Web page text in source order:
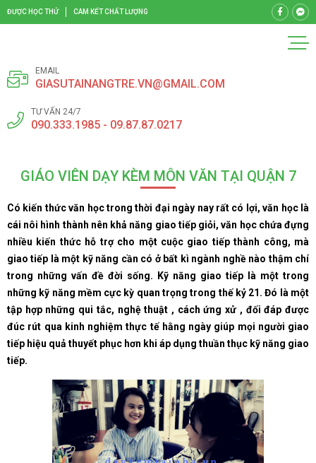
ĐƯỢC HỌC THỬ CAM KẾT CHẤT LƯỢNG
EMAIL
GIASUTAINANGTRE.VN@GMAIL.COM
TƯ VẤN 24/7
090.333.1985 - 09.87.87.0217
GIÁO VIÊN DẠY KÈM MÔN VĂN TẠI QUẬN 7
Có kiến thức văn học trong thời đại ngày nay rất có lợi, văn học là
cái nôi hình thành nên khả năng giao tiếp giỏi, văn học chứa đựng
nhiều kiến thức hỗ trợ cho một cuộc giao tiếp thành công, mà
giao tiếp là một kỹ năng cần có ở bất kì ngành nghề nào thậm chí
trong những vấn đề đời sống. Kỹ năng giao tiếp là một trong
những kỹ năng mềm cực kỳ quan trọng trong thế kỷ 21. Đó là một
tập hợp những qui tắc, nghệ thuật , cách ứng xử , đối đáp được
đúc rút qua kinh nghiệm thực tế hằng ngày giúp mọi người giao
tiếp hiệu quả thuyết phục hơn khi áp dụng thuần thục kỹ năng giao
tiếp.